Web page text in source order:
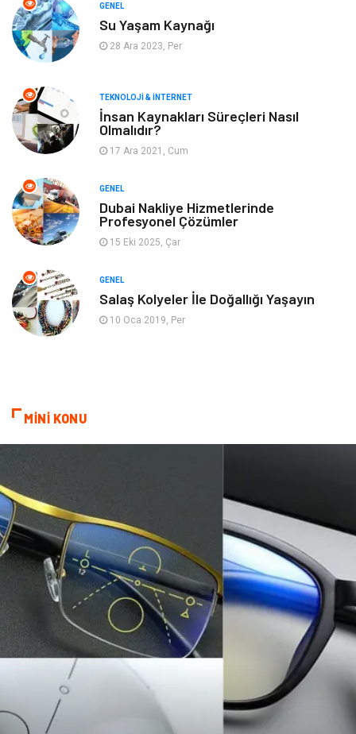
Keyif & Hobi Organizasyon
Gayrimenkul Spor
Finans& Ekonomi Anne & Çocuk
Genel Kültür
Ev İşleri
Mobilya
Astroloji
Pet Malzemeleri
GENEL
Su Yaşam Kaynağı
28 Ara 2023, Per
TEKNOLOJI & İNTERNET
İnsan Kaynakları Süreçleri Nasıl
Olmalıdır?
17 Ara 2021, Cum
GENEL
Dubai Nakliye Hizmetlerinde
Profesyonel Çözümler
15 Eki 2025, Çar
GENEL
Salaş Kolyeler İle Doğallığı Yaşayın
10 Oca 2019, Per
MİNİ KONU